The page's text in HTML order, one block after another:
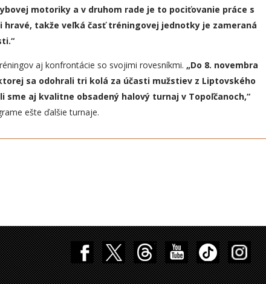
motoriky a v druhom rade je to pociťovanie práce s
takže veľká časť tréningovej jednotky je zameraná
aj konfrontácie so svojimi rovesníkmi. „Do 8. novembra
sa odohrali tri kolá za účasti mužstiev z Liptovského
sme aj kvalitne obsadený halový turnaj v Topoľčanoch,“
ešte ďalšie turnaje.